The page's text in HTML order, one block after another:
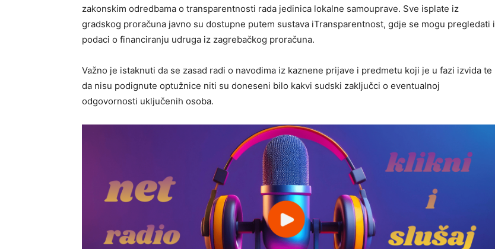
zakonskim odredbama o transparentnosti rada jedinica lokalne samouprave. Sve isplate iz
gradskog proračuna javno su dostupne putem sustava iTransparentnost, gdje se mogu pregledati i
podaci o financiranju udruga iz zagrebačkog proračuna.
Važno je istaknuti da se zasad radi o navodima iz kaznene prijave i predmetu koji je u fazi izvida te
da nisu podignute optužnice niti su doneseni bilo kakvi sudski zaključci o eventualnoj
odgovornosti uključenih osoba.